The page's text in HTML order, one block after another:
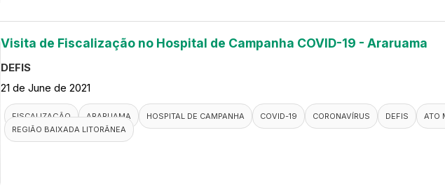
Visita de Fiscalização no Hospital de Campanha COVID-19 - Araruama
DEFIS
21 de June de 2021
FISCALIZAÇÃO ARARUAMA HOSPITAL DE CAMPANHA COVID-19 CORONAVÍRUS DEFIS
ATO
REGIÃO BAIXADA LITORÂNEA